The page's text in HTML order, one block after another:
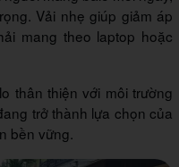
Vải nhẹ giúp giảm áp
mang theo laptop hoặc
thân thiện với môi trường
trở thành lựa chọn của
bền vững.